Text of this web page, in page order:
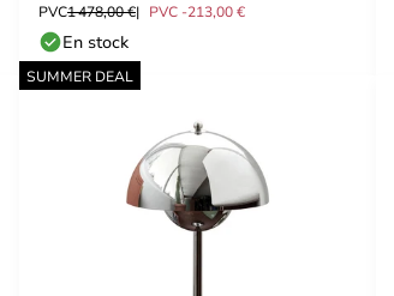
PVC1 478,00 € PVC -213,00 €
En stock
SUMMER DEAL